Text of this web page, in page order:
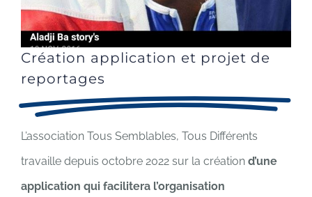
Création application et projet de
reportages
L’association Tous Semblables, Tous Différents
travaille depuis octobre 2022 sur la créationd’une
application qui facilitera l’organisation